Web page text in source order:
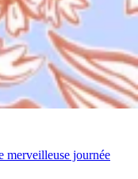
merveilleuse journée